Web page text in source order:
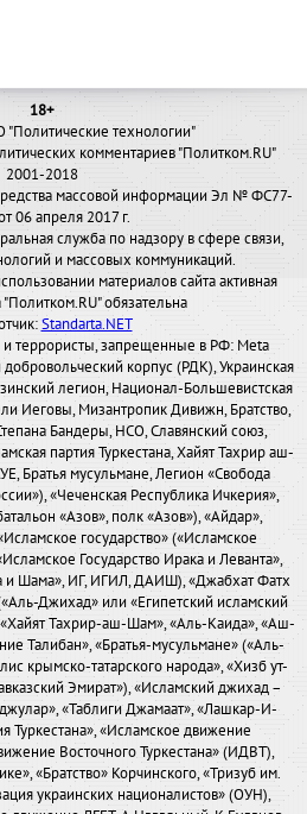
18+
"Политические технологии"
комментариев "Политком.RU"
2001-2018
массовой информации Эл № ФС77-
06 апреля 2017 г.
служба по надзору в сфере связи,
и массовых коммуникаций.
материалов сайта активная
обязательна
Standarta.NET
и террористы, запрещенные в РФ: Meta
корпус (РДК), Украинская
легион, Национал-Большевистская
Иеговы, Мизантропик Дивижн, Братство,
Бандеры, НСО, Славянский союз,
партия Туркестана, Хайят Тахрир аш-
Братья мусульмане, Легион «Свобода
«Чеченская Республика Ичкерия»,
«Азов», полк «Азов»), «Айдар»,
государство» («Исламское
Государство Ирака и Леванта»,
и Шама», ИГ, ИГИЛ, ДАИШ), «Джабхат Фатх
Джихад» или «Египетский исламский
Тахрир-аш-Шам», «Аль-Каида», «Аш-
Талибан», «Братья-мусульмане» («Аль-
крымско-татарского народа», «Хизб ут-
Эмират»), «Исламский джихад –
«Таблиги Джамаат», «Лашкар-И-
Туркестана», «Исламское движение
Восточного Туркестана» (ИДВТ),
«Братство» Корчинского, «Тризуб им.
украинских националистов» (ОУН),